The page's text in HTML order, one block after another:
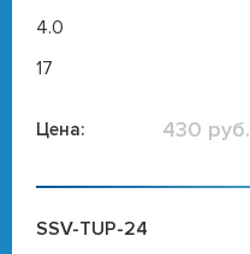
4.0
17
Цена: 430 руб.
SSV-TUP-24